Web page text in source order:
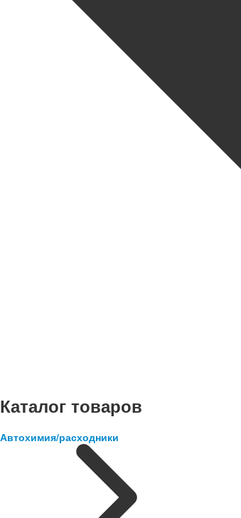
Каталог товаров
Автохимия/расходники